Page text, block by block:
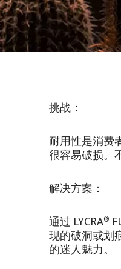
挑战：
耐用性是消费
很容易破损。
解决方案
通过 LYCRA®
现的破洞或划
的迷人魅力。